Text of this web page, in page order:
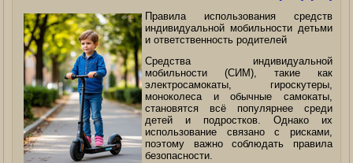
Правила использования средств
индивидуальной мобильности детьми
и ответственность родителей
Средства индивидуальной
мобильности (СИМ), такие как
электросамокаты, гироскутеры,
моноколеса и обычные самокаты,
становятся всё популярнее среди
детей и подростков. Однако их
использование связано с рисками,
поэтому важно соблюдать правила
безопасности.